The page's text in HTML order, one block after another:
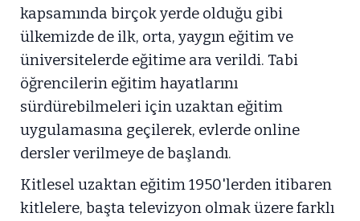
kapsamında birçok yerde olduğu gibi
ülkemizde de ilk, orta, yaygın eğitim ve
üniversitelerde eğitime ara verildi. Tabi
öğrencilerin eğitim hayatlarını
sürdürebilmeleri için uzaktan eğitim
uygulamasına geçilerek, evlerde online
dersler verilmeye de başlandı.
Kitlesel uzaktan eğitim 1950'lerden itibaren
kitlelere, başta televizyon olmak üzere farklı